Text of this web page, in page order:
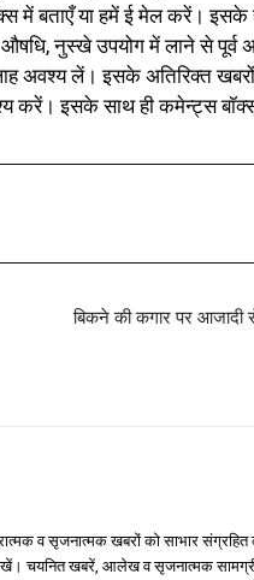
में बताएँ या हमें ई मेल करें। इसके
नुस्खे उपयोग में लाने से पूर्व
सलाह अवश्य लें। इसके अतिरिक्त
करें। इसके साथ ही कमेन्ट्स
ब‍िकने की कगार पर
व सृजनात्मक खबरों को साभार
चयनित खबरें, आलेख व सृजनात्मक